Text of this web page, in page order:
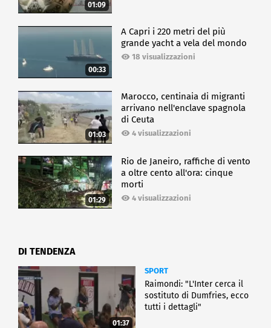
01:09
00:33
A Capri i 220 metri del più
grande yacht a vela del mondo
18 visualizzazioni
01:03
Marocco, centinaia di migranti
arrivano nell'enclave spagnola
di Ceuta
4 visualizzazioni
01:29
Rio de Janeiro, raffiche di vento
a oltre cento all'ora: cinque
morti
4 visualizzazioni
DI TENDENZA
01:37
SPORT
Raimondi: "L'Inter cerca il
sostituto di Dumfries, ecco
tutti i dettagli"